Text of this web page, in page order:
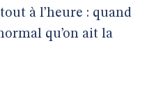
à l’heure : quand
qu’on ait la